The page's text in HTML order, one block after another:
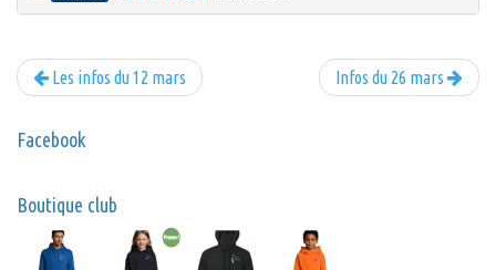
Infos du 26 mars
Les infos du 12 mars
Facebook
Boutique club